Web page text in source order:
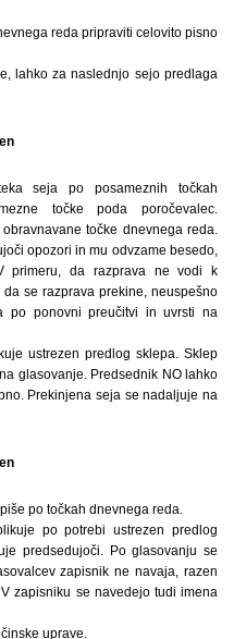
reda pripraviti celovito pisno
lahko za naslednjo sejo predlaga
seja po posameznih točkah
točke poda poročevalec.
točke dnevnega reda.
opozori in mu odvzame besedo,
primeru, da razprava ne vodi k
se razprava prekine, neuspešno
po ponovni preučitvi in uvrsti na
ustrezen predlog sklepa. Sklep
glasovanje. Predsednik NO lahko
Prekinjena seja se nadaljuje na
po točkah dnevnega reda.
po potrebi ustrezen predlog
predsedujoči. Po glasovanju se
zapisnik ne navaja, razen
zapisniku se navedejo tudi imena
uprave.